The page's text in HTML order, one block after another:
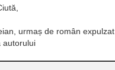
urmaș de român
autorului